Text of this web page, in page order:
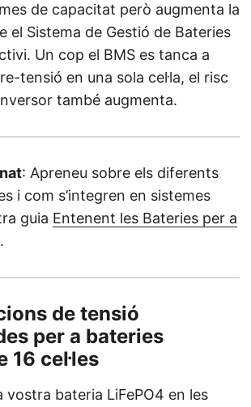
de capacitat però augmenta la
el Sistema de Gestió de Bateries
Un cop el BMS es tanca a
tensió en una sola cel·la, el risc
també augmenta.
: Apreneu sobre els diferents
i com s’integren en sistemes
guia Entenent les Bateries per a
.
de tensió
per a bateries
16 cel·les
vostra bateria LiFePO4 en les